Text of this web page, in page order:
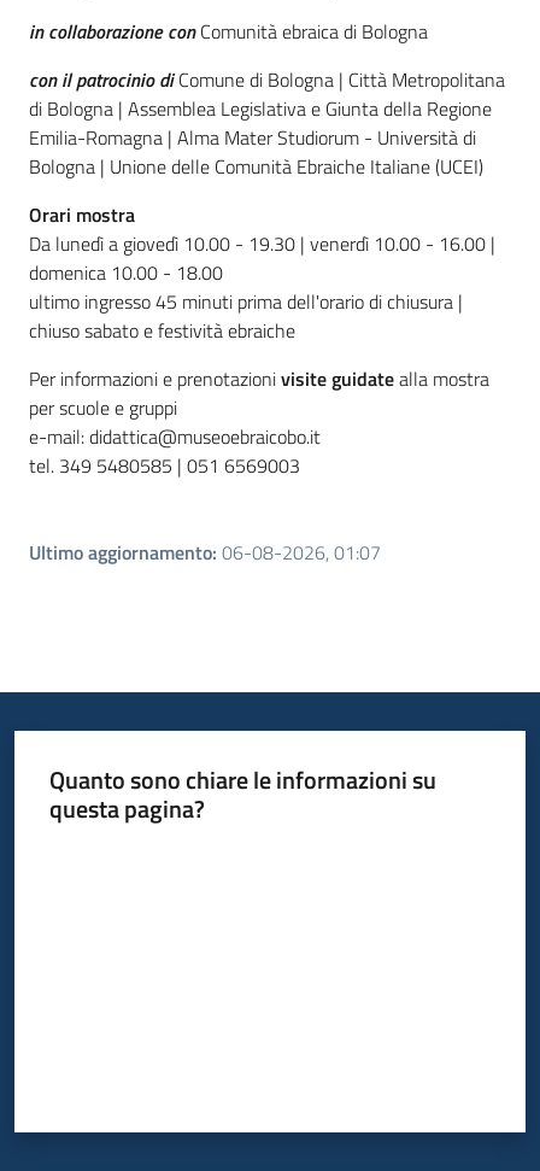
in collaborazione con Comunità ebraica di Bologna
con il patrocinio di Comune di Bologna | Città Metropolitana
di Bologna | Assemblea Legislativa e Giunta della Regione
Emilia-Romagna | Alma Mater Studiorum - Università di
Bologna | Unione delle Comunità Ebraiche Italiane (UCEI)
Orari mostra
Da lunedì a giovedì 10.00 - 19.30 | venerdì 10.00 - 16.00 |
domenica 10.00 - 18.00
ultimo ingresso 45 minuti prima dell'orario di chiusura |
chiuso sabato e festività ebraiche
Per informazioni e prenotazionivisite guidatealla mostra
per scuole e gruppi
e-mail: didattica@museoebraicobo.it
tel. 349 5480585 | 051 6569003
Ultimo aggiornamento: 06-08-2026, 01:07
Quanto sono chiare le informazioni su
questa pagina?